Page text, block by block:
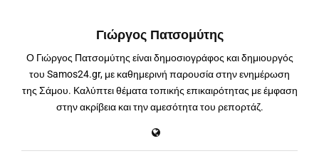
Γιώργος Πατσομύτης
Ο Γιώργος Πατσομύτης είναι δημοσιογράφος και δημιουργός
του Samos24.gr, με καθημερινή παρουσία στην ενημέρωση
της Σάμου. Καλύπτει θέματα τοπικής επικαιρότητας με έμφαση
στην ακρίβεια και την αμεσότητα του ρεπορτάζ.